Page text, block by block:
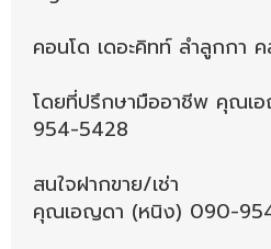
คอนโด เดอะคิทท์ ลำลูกกา
โดยที่ปรึกษามืออาชีพ คุณ
954-5428
สนใจฝากขาย/เช่า
คุณเอญดา (หนิง) 090-